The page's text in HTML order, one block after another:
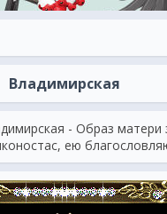
Владимирская
- Образ матери
ею